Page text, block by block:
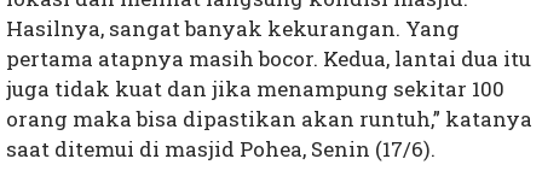
Hasilnya, sangat banyak kekurangan. Yang
pertama atapnya masih bocor. Kedua, lantai dua itu
juga tidak kuat dan jika menampung sekitar 100
orang maka bisa dipastikan akan runtuh,” katanya
saat ditemui di masjid Pohea, Senin (17/6).